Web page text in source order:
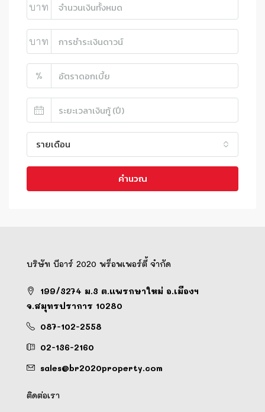
บาท
บาท
%
รายเดือน
คำนวณ
บริษัท บีอาร์ 2020 พร็อพเพอร์ตี้ จำกัด
199/3274 ม.3 ต.แพรกษาใหม่ อ.เมืองฯ
จ.สมุทรปราการ 10280
087-102-2558
02-136-2160
sales@br2020property.com
ติดต่อเรา